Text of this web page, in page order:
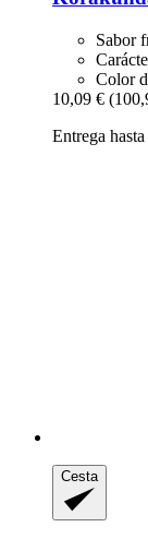
Sabor
Color
10,09 €
Entrega
Cesta